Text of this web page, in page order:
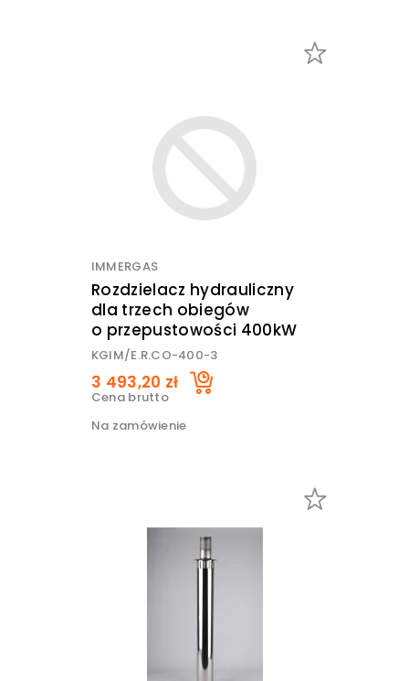
IMMERGAS
Rozdzielacz hydrauliczny
dla trzech obiegów
o przepustowości 400kW
KGIM/E.R.CO-400-3
3 493,20 zł
Cena brutto
Na zamówienie